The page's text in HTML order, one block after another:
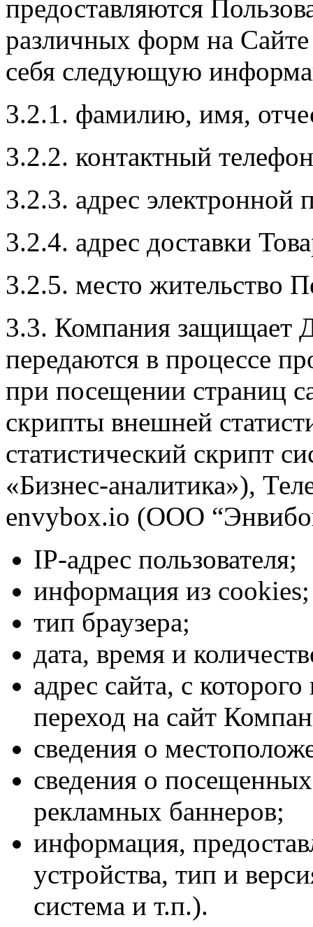
предоставляются
различных форм на
себя следующую
3.2.1. фамилию, имя,
3.2.2. контактный
3.2.3. адрес электронной
3.2.4. адрес доставки
3.2.5. место жительство
3.3. Компания защищает
передаются в процессе
при посещении страниц
скрипты внешней
статистический скрипт
«Бизнес-аналитика»),
envybox.io (ООО
IP-адрес пользователя;
информация из cookies;
тип браузера;
дата, время и
адрес сайта, с
переход на сайт
сведения о
сведения о
рекламных баннеров;
информация,
устройства, тип и
система и т.п.).